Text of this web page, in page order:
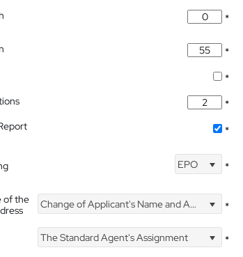
*
*
*
*
*
EPO *
of the
Change of Applicant's Name and Address *
The Standard Agent's Assignment
*